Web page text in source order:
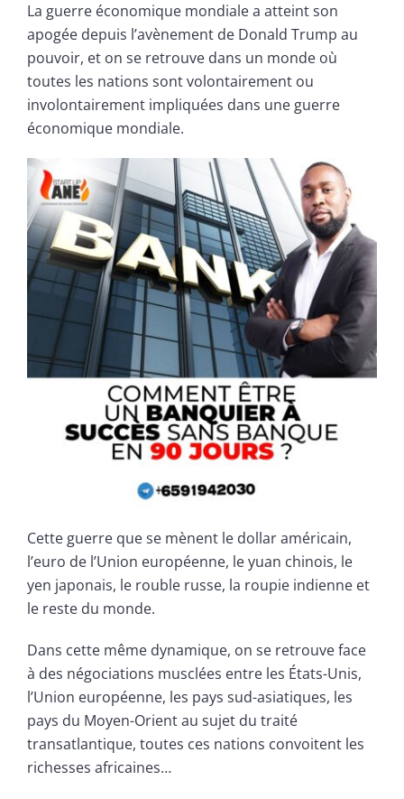
La guerre économique mondiale a atteint son
apogée depuis l’avènement de Donald Trump au
pouvoir, et on se retrouve dans un monde où
toutes les nations sont volontairement ou
involontairement impliquées dans une guerre
économique mondiale.
Cette guerre que se mènent le dollar américain,
l’euro de l’Union européenne, le yuan chinois, le
yen japonais, le rouble russe, la roupie indienne et
le reste du monde.
Dans cette même dynamique, on se retrouve face
à des négociations musclées entre les États-Unis,
l’Union européenne, les pays sud-asiatiques, les
pays du Moyen-Orient au sujet du traité
transatlantique, toutes ces nations convoitent les
richesses africaines…